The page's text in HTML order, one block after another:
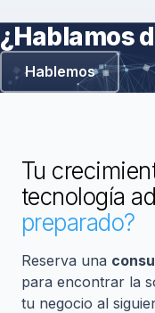
¿Hablamos
Hablemos
Tu
tecnología
preparado?
Reserva una
para encontrar la
tu negocio al